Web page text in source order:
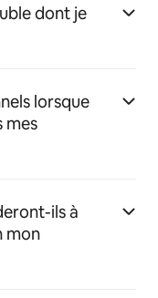
dont je
lorsque
mes
ils à
mon